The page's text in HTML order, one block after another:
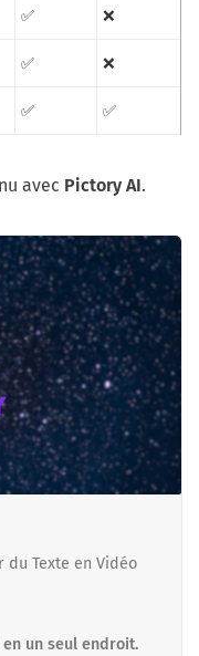
✅ ❌
✅ ❌
✅ ✅
avec Pictory AI.
du Texte en Vidéo
un seul endroit.